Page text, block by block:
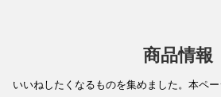
商品情報
いいねしたくなるものを集めました。本ペ